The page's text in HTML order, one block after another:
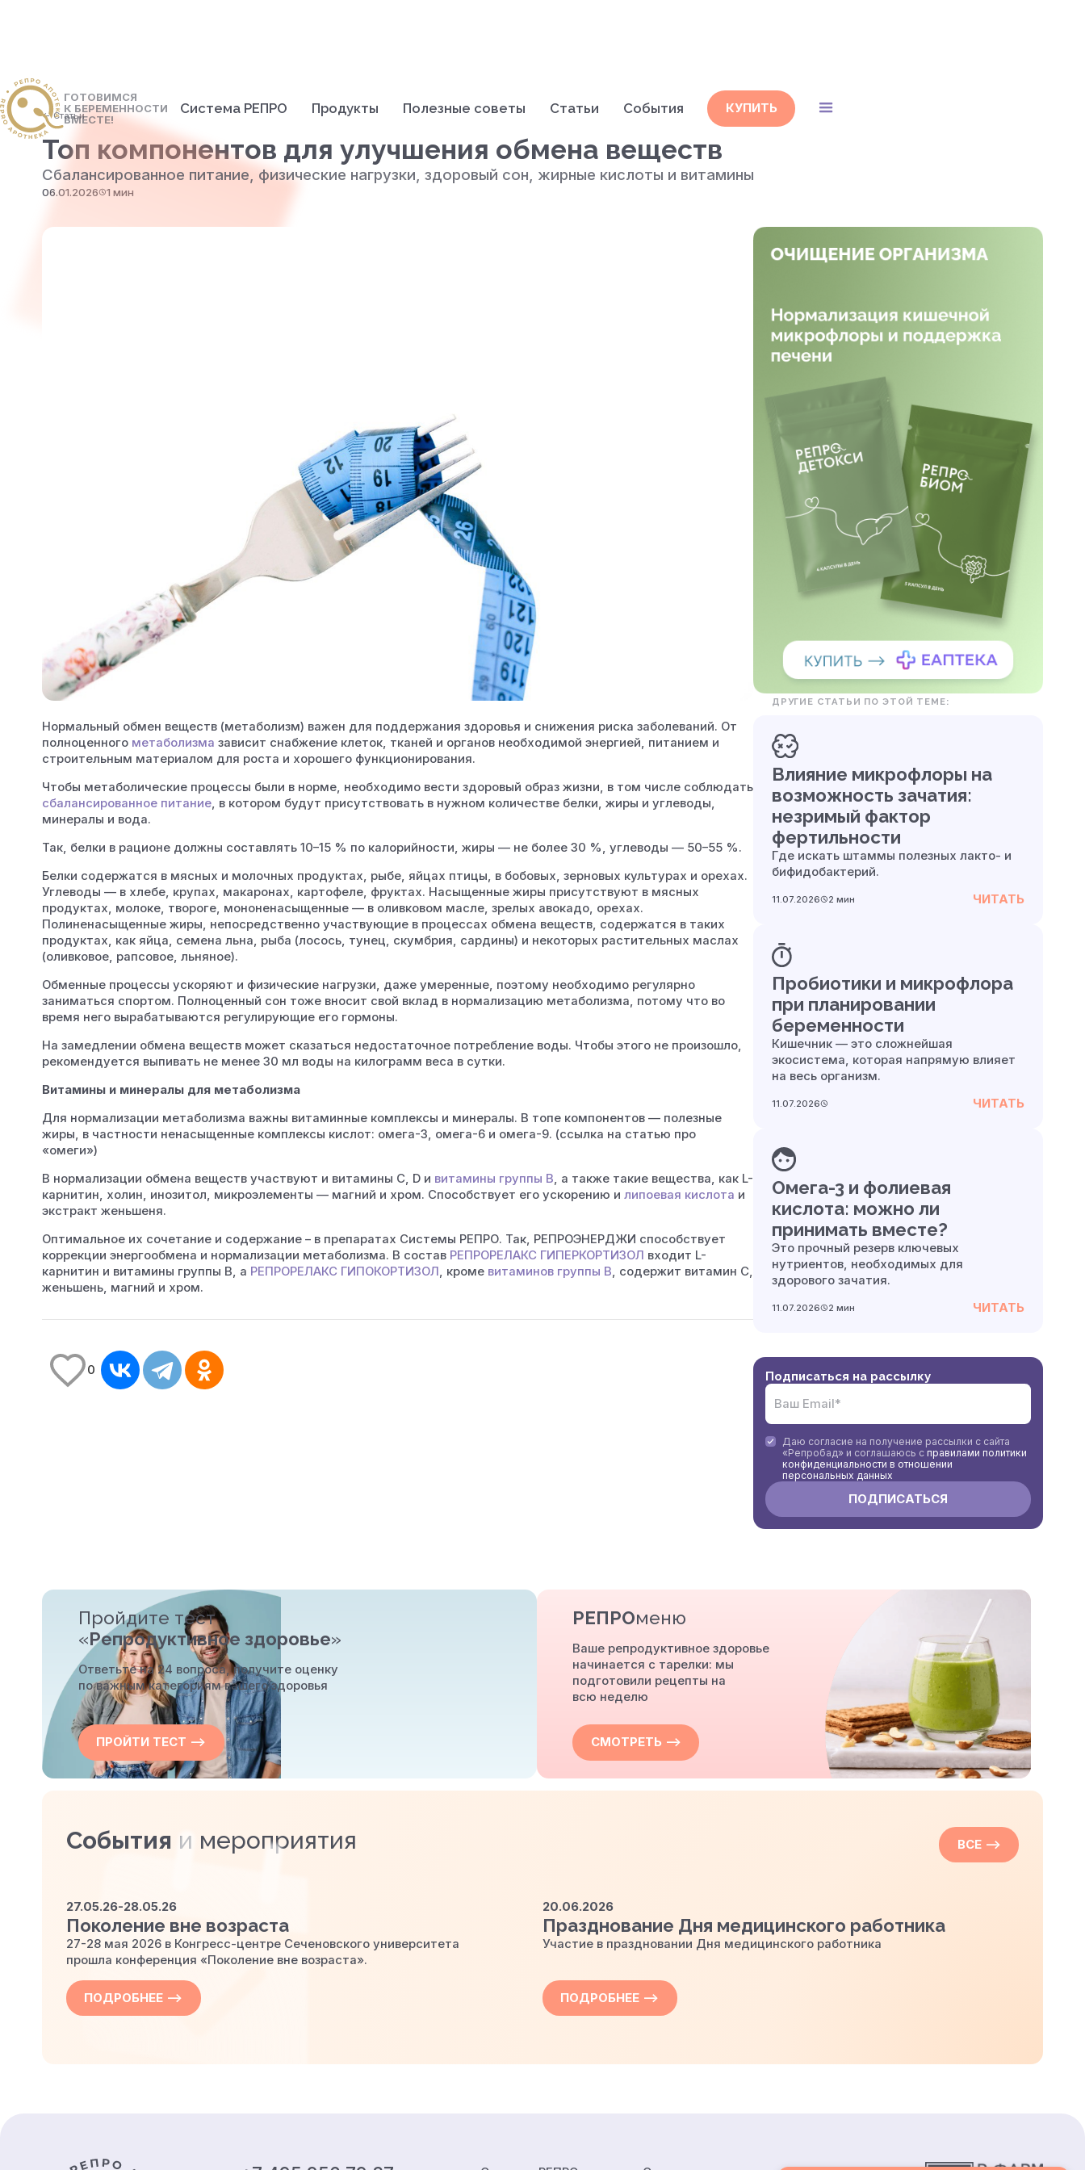
ГОТОВИМСЯ
К БЕРЕМЕННОСТИ
ВМЕСТЕ!
Система РЕПРО Продукты Полезные советы Статьи События КУПИТЬ
<- Статьи
Топ компонентов для улучшения обмена веществ
Сбалансированное питание, физические нагрузки, здоровый сон, жирные кислоты и витамины
06.01.2026 1 мин
Нормальный обмен веществ (метаболизм) важен для поддержания здоровья и снижения риска заболеваний. От
полноценного метаболизма зависит снабжение клеток, тканей и органов необходимой энергией, питанием и
строительным материалом для роста и хорошего функционирования.
Чтобы метаболические процессы были в норме, необходимо вести здоровый образ жизни, в том числе соблюдать
сбалансированное питание, в котором будут присутствовать в нужном количестве белки, жиры и углеводы,
минералы и вода.
Так, белки в рационе должны составлять 10–15 % по калорийности, жиры — не более 30 %, углеводы — 50–55 %.
Белки содержатся в мясных и молочных продуктах, рыбе, яйцах птицы, в бобовых, зерновых культурах и орехах.
Углеводы — в хлебе, крупах, макаронах, картофеле, фруктах. Насыщенные жиры присутствуют в мясных
продуктах, молоке, твороге, мононенасыщенные — в оливковом масле, зрелых авокадо, орехах.
Полиненасыщенные жиры, непосредственно участвующие в процессах обмена веществ, содержатся в таких
продуктах, как яйца, семена льна, рыба (лосось, тунец, скумбрия, сардины) и некоторых растительных маслах
(оливковое, рапсовое, льняное).
Обменные процессы ускоряют и физические нагрузки, даже умеренные, поэтому необходимо регулярно
заниматься спортом. Полноценный сон тоже вносит свой вклад в нормализацию метаболизма, потому что во
время него вырабатываются регулирующие его гормоны.
На замедлении обмена веществ может сказаться недостаточное потребление воды. Чтобы этого не произошло,
рекомендуется выпивать не менее 30 мл воды на килограмм веса в сутки.
Витамины и минералы для метаболизма
Для нормализации метаболизма важны витаминные комплексы и минералы. В топе компонентов — полезные
жиры, в частности ненасыщенные комплексы кислот: омега-3, омега-6 и омега-9. (ссылка на статью про
«омеги»)
В нормализации обмена веществ участвуют и витамины С, D и витамины группы B, а также такие вещества, как L-
карнитин, холин, инозитол, микроэлементы — магний и хром. Способствует его ускорению илипоевая кислота и
экстракт женьшеня.
Оптимальное их сочетание и содержание – в препаратах Системы РЕПРО. Так, РЕПРОЭНЕРДЖИ способствует
коррекции энергообмена и нормализации метаболизма. В состав РЕПРОРЕЛАКС ГИПЕРКОРТИЗОЛ входит L-
карнитин и витамины группы B, а РЕПРОРЕЛАКС ГИПОКОРТИЗОЛ, кроме витаминов группы B, содержит витамин С,
женьшень, магний и хром.
0
ДРУГИЕ СТАТЬИ ПО ЭТОЙ ТЕМЕ:
Влияние микрофлоры на
возможность зачатия:
незримый фактор
фертильности
Где искать штаммы полезных лакто- и
бифидобактерий.
11.07.2026 2 мин ЧИТАТЬ
Пробиотики и микрофлора
при планировании
беременности
Кишечник — это сложнейшая
экосистема, которая напрямую влияет
на весь организм.
11.07.2026 ЧИТАТЬ
Омега-3 и фолиевая
кислота: можно ли
принимать вместе?
Это прочный резерв ключевых
нутриентов, необходимых для
здорового зачатия.
11.07.2026 2 мин ЧИТАТЬ
Подписаться на рассылку
Даю согласие на получение рассылки с сайта
«Репробад» и соглашаюсь с правилами политики
конфиденциальности в отношении
персональных данных
Пройдите тест
«Репродуктивное здоровье»
Ответьте на 24 вопроса, получите оценку
по важным категориям вашего здоровья
ПРОЙТИ ТЕСТ —>
РЕПРОменю
Ваше репродуктивное здоровье
начинается с тарелки: мы
подготовили рецепты на
всю неделю
СМОТРЕТЬ —>
События и мероприятия ВСЕ —>
27.05.26-28.05.26
Поколение вне возраста
27-28 мая 2026 в Конгресс-центре Сеченовского университета
прошла конференция «Поколение вне возраста».
ПОДРОБНЕЕ —>
20.06.2026
Празднование Дня медицинского работника
Участие в праздновании Дня медицинского работника
ПОДРОБНЕЕ —>